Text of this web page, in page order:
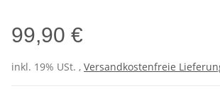
99,90 €
inkl. 19% USt. , Versandkostenfreie